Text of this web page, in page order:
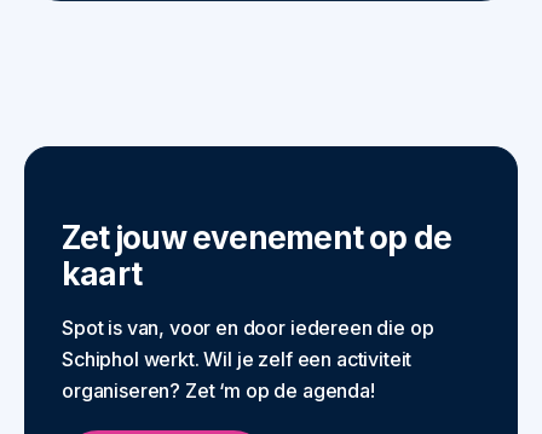
Zet jouw evenement op de
kaart
Spot is van, voor en door iedereen die op
Schiphol werkt. Wil je zelf een activiteit
organiseren? Zet ‘m op de agenda!